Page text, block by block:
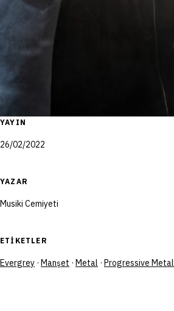
YAYIN
26/02/2022
YAZAR
Musiki Cemiyeti
ETIKETLER
Evergrey · Manşet · Metal · Progressive Metal